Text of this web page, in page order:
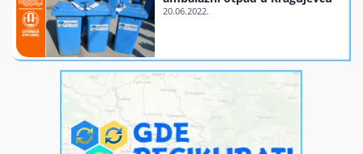
Finansiranje
O nama